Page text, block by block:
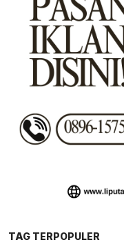
TAG TERPOPULER